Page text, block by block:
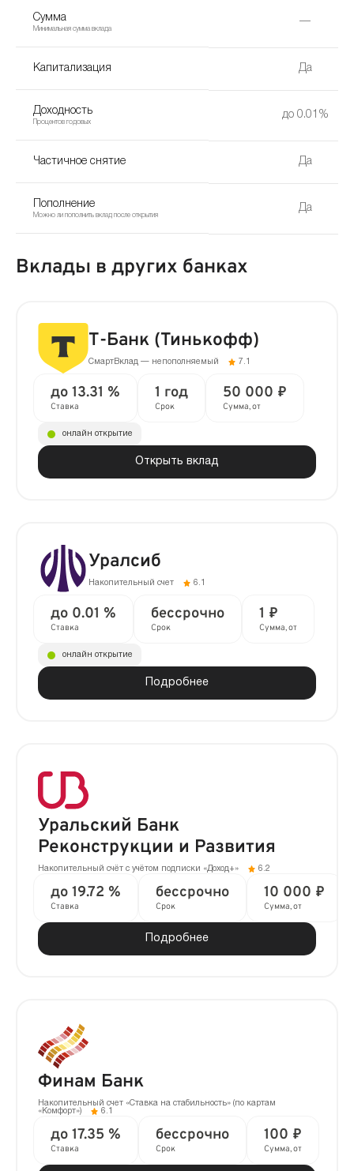
Сумма
Минимальная сумма вклада
—
Капитализация Да
Доходность
Процентов годовых
до 0.01%
Частичное снятие Да
Пополнение
Можно ли пополнить вклад после открытия
Да
Вклады в других банках
Т-Банк (Тинькофф)
СмартВклад — непополняемый 7.1
до 13.31 %
Ставка
1 год
Срок
50 000 ₽
Сумма, от
Открыть вклад
онлайн открытие
Уралсиб
Накопительный счет 6.1
до 0.01 %
Ставка
бессрочно
Срок
1 ₽
Сумма, от
Подробнее
онлайн открытие
Уральский Банк
Реконструкции и Развития
Накопительный счёт с учётом подписки «Доход+» 6.2
до 19.72 %
Ставка
бессрочно
Срок
10 000 ₽
Сумма, от
Подробнее
Финам Банк
Накопительный счет «Ставка на стабильность» (по картам
«Комфорт»)
6.1
до 17.35 %
Ставка
бессрочно
Срок
100 ₽
Сумма, от